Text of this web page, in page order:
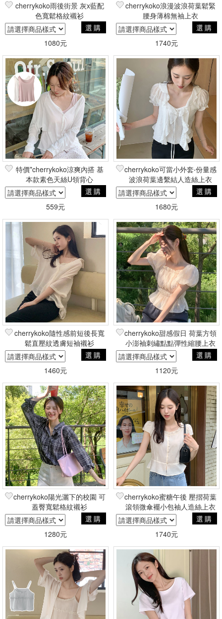
cherrykoko雨後街景 灰x藍配
色寬鬆格紋襯衫
選購
1080元
cherrykoko浪漫波浪荷葉鬆緊
腰身薄棉無袖上衣
選購
1740元
特價*cherrykoko涼爽內搭 基
本款素色天絲U領背心
選購
559元
cherrykoko可當小外套‧份量感
波浪荷葉邊繫結人造絲上衣
選購
1680元
cherrykoko隨性感前短後長寬
鬆直壓紋透膚短袖襯衫
選購
1460元
cherrykoko甜感假日 荷葉方領
小澎袖刺繡點點彈性縮腰上衣
｜小個子友善
選購
1120元
cherrykoko陽光灑下的校園 可
蓋臀寬鬆格紋襯衫
選購
1280元
cherrykoko蜜糖午後 壓摺荷葉
滾領微傘襬小包袖人造絲上衣
選購
1740元